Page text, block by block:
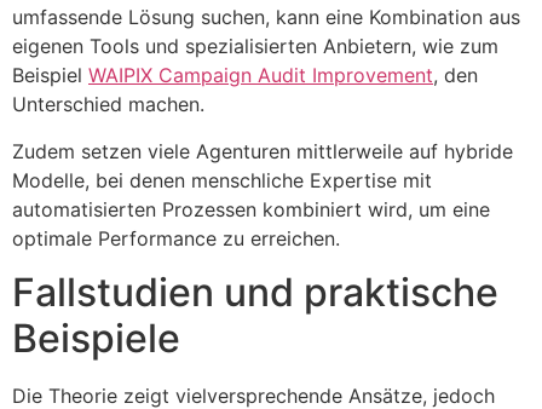
umfassende Lösung suchen, kann eine Kombination aus
eigenen Tools und spezialisierten Anbietern, wie zum
Beispiel WAIPIX Campaign Audit Improvement, den
Unterschied machen.
Zudem setzen viele Agenturen mittlerweile auf hybride
Modelle, bei denen menschliche Expertise mit
automatisierten Prozessen kombiniert wird, um eine
optimale Performance zu erreichen.
Fallstudien und praktische
Beispiele
Die Theorie zeigt vielversprechende Ansätze, jedoch